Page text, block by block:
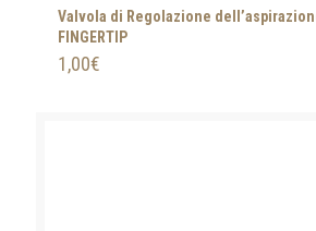
Valvola di Regolazione
FINGERTIP
1,00€